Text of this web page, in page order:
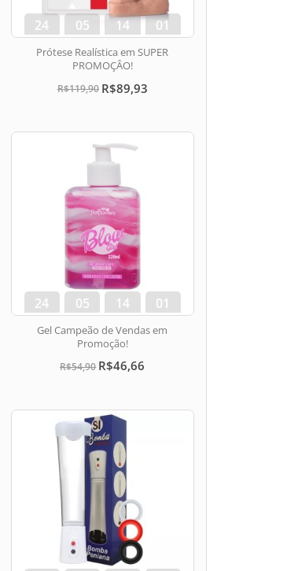
24
dias
05
hora
14
min
00
seg
Prótese Realística em SUPER
PROMOÇÂO!
R$119,90 R$89,93
24
dias
05
hora
14
min
00
seg
Gel Campeão de Vendas em
Promoção!
R$54,90 R$46,66